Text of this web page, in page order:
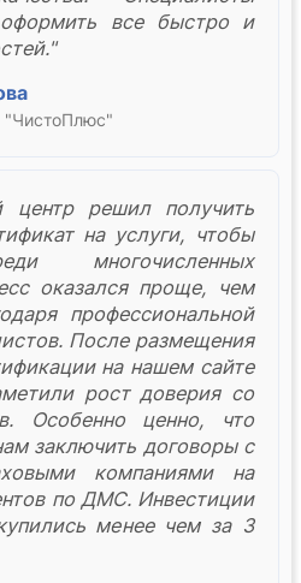
оформить все быстро и
центр решил получить
на услуги, чтобы
многочисленных
оказался проще, чем
профессиональной
После размещения
на нашем сайте
рост доверия со
Особенно ценно, что
заключить договоры с
компаниями на
по ДМС. Инвестиции
менее чем за 3